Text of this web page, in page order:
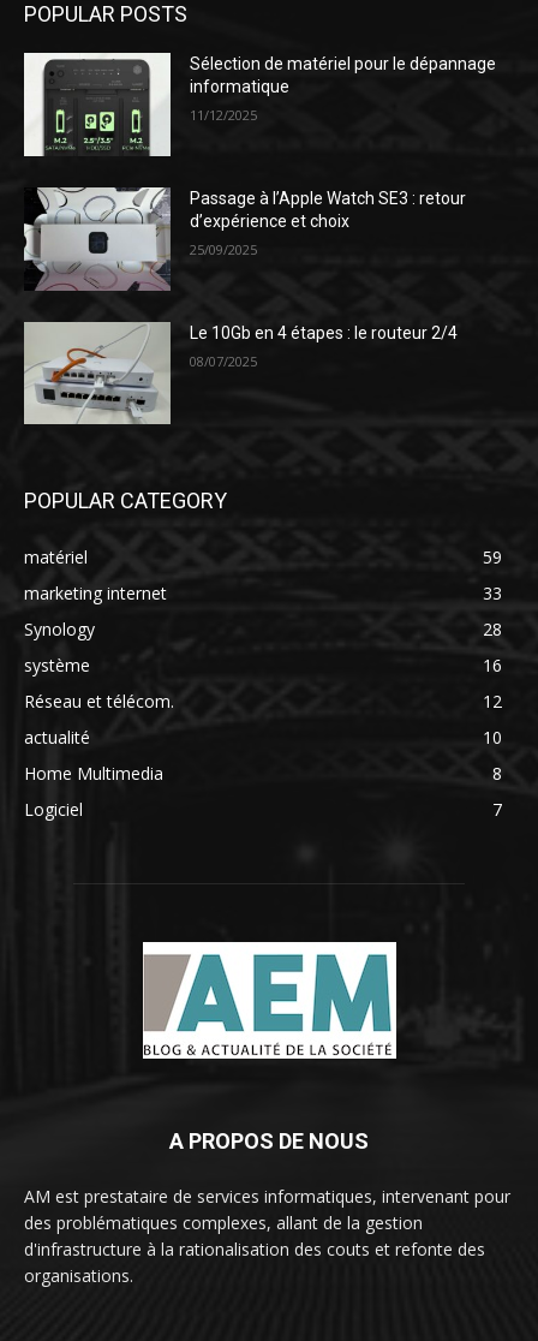
POPULAR POSTS
Sélection de matériel pour le dépannage
informatique
11/12/2025
Passage à l’Apple Watch SE3 : retour
d’expérience et choix
25/09/2025
Le 10Gb en 4 étapes : le routeur 2/4
08/07/2025
POPULAR CATEGORY
matériel
59
marketing internet
33
Synology
28
système
16
Réseau et télécom.
12
actualité
10
Home Multimedia
8
Logiciel
7
A PROPOS DE NOUS
AM est prestataire de services informatiques, intervenant pour
des problématiques complexes, allant de la gestion
d'infrastructure à la rationalisation des couts et refonte des
organisations.